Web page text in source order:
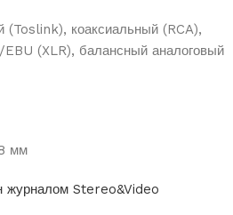
коаксиальный (RCA),
(XLR), балансный аналоговый
мм
журналом Stereo&Video